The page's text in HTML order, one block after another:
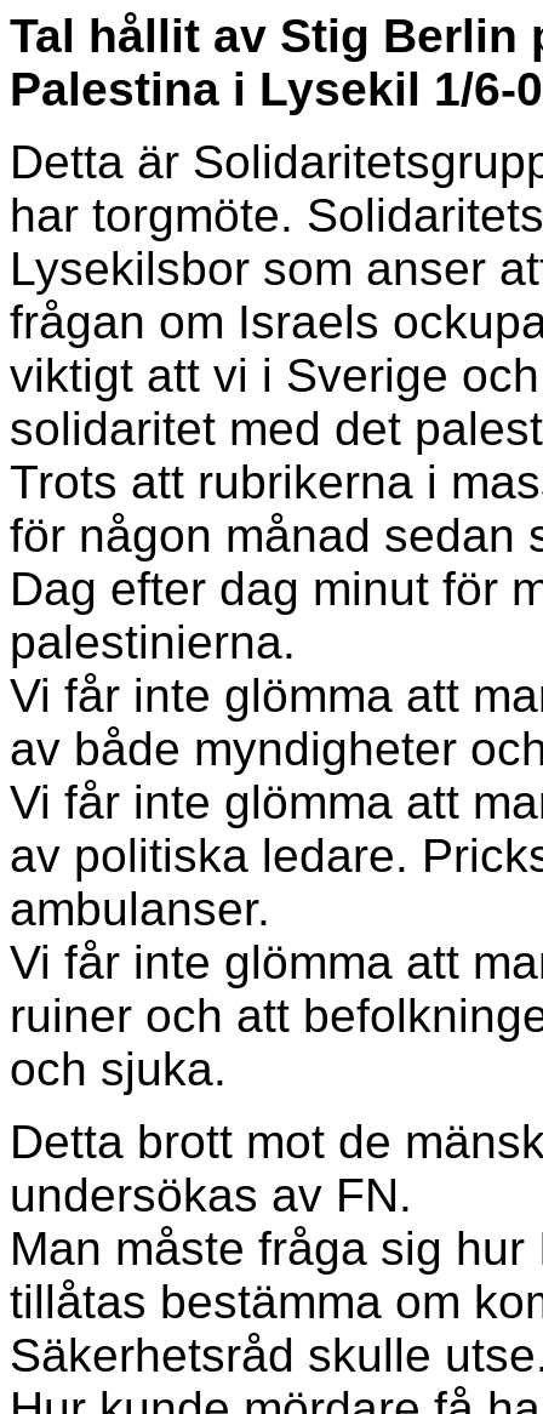
Tal hållit av Stig
Palestina i Lysekil 1/6-
Detta är
har torgmöte.
Lysekilsbor som anser
frågan om Israels
viktigt att vi i Sverige
solidaritet med det
Trots att rubrikerna i
för någon månad sedan
Dag efter dag minut för
palestinierna.
Vi får inte glömma att
av både myndigheter
Vi får inte glömma att
av politiska ledare.
ambulanser.
Vi får inte glömma att
ruiner och att
och sjuka.
Detta brott mot de
undersökas av FN.
Man måste fråga sig
tillåtas bestämma om
Säkerhetsråd skulle